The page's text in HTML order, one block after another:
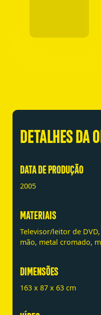
DETALHES DA
DATA DE PRODUÇÃO
2005
MATERIAIS
Televisor/leitor de
mão, metal cromado,
DIMENSÕES
163 x 87 x 63 cm